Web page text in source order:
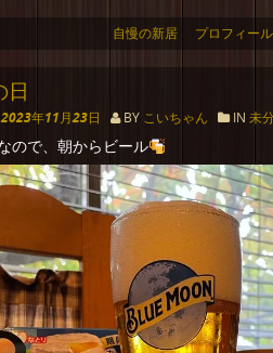
自慢の新居 プロフィール
日
2023年11月23日 BY こいちゃん IN未
ので、朝からビール